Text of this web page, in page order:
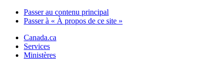
Passer au contenu principal
Passer à « À propos de ce site »
Canada.ca
Services
Ministères